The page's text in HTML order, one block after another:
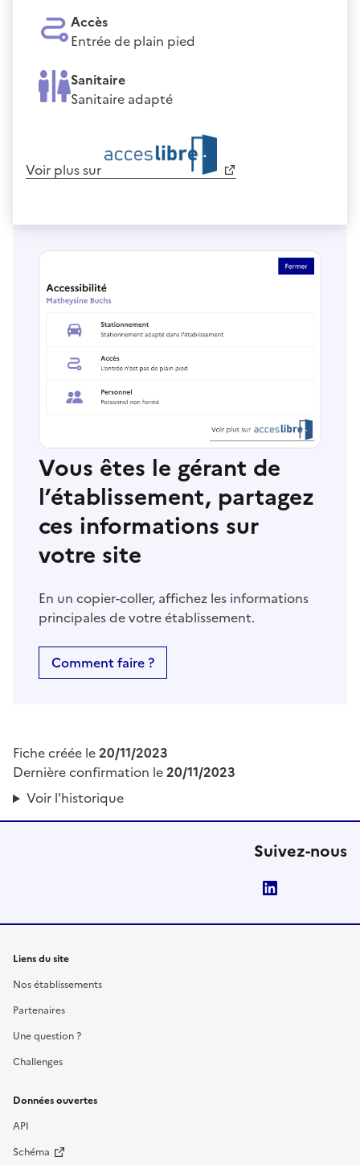
Accès
Entrée de plain pied
Sanitaire
Sanitaire adapté
Voir plus sur
Vous êtes le gérant de
l’établissement, partagez
ces informations sur
votre site
En un copier-coller, affichez les informations
principales de votre établissement.
Comment faire ?
Fiche créée le20/11/2023
Dernière confirmation le20/11/2023
Voir l'historique
Suivez-nous
Liens du site
Nos établissements
Partenaires
Une question ?
Challenges
Données ouvertes
API
Schéma